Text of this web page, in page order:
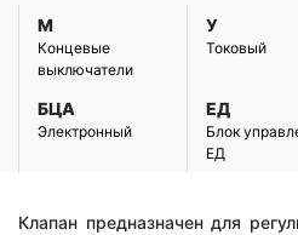
М
Концевые
выключатели
У
Токовый
БЦА
Электронный
ЕД
Блок
ЕД
Клапан предназначен для